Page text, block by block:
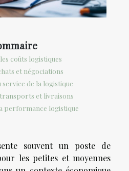
coûts logistiques
et négociations
service de la logistique
et livraisons
performance logistique
souvent un poste de
les petites et moyennes